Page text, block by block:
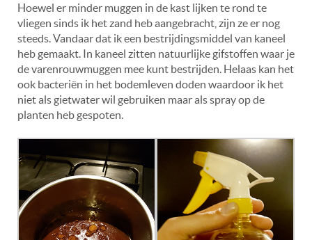
Hoewel er minder muggen in de kast lijken te rond te
vliegen sinds ik het zand heb aangebracht, zijn ze er nog
steeds. Vandaar dat ik een bestrijdingsmiddel van kaneel
heb gemaakt. In kaneel zitten natuurlijke gifstoffen waar je
de varenrouwmuggen mee kunt bestrijden. Helaas kan het
ook bacteriën in het bodemleven doden waardoor ik het
niet als gietwater wil gebruiken maar als spray op de
planten heb gespoten.